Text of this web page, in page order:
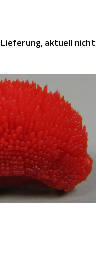
aktuell nicht